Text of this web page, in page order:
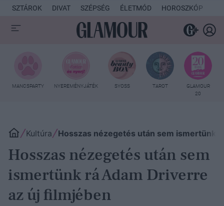
SZTÁROK DIVAT SZÉPSÉG ÉLETMÓD HOROSZKÓP
MANCSPARTY NYEREMÉNYJÁTÉK SYOSS TAROT
GLAMOUR
20
Kultúra Hosszas nézegetés után sem ismertünk
Hosszas nézegetés után sem
ismertünk rá Adam Driverre
az új filmjében